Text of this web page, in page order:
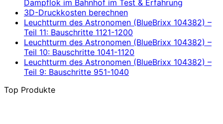
Dampflok im Bahnhof im Test & Erfahrung
3D-Druckkosten berechnen
Leuchtturm des Astronomen (BlueBrixx 104382) –
Teil 11: Bauschritte 1121-1200
Leuchtturm des Astronomen (BlueBrixx 104382) –
Teil 10: Bauschritte 1041-1120
Leuchtturm des Astronomen (BlueBrixx 104382) –
Teil 9: Bauschritte 951-1040
Top Produkte